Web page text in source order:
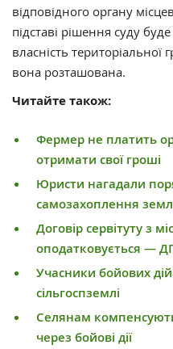
відповідного органу
підставі рішення суду
власність територіальної
вона розташована.
Читайте також:
Фермер не платить
отримати свої гроші
Юристи нагадали
самозахоплення
Договір сервітуту з
оподатковується —
Учасники бойових
сільгоспземлі
Селянам
через бойові дії